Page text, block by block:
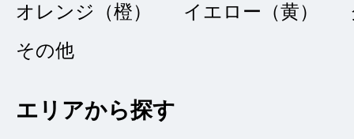
い部分まで包み隠
オレンジ（橙）
イエロー（黄）
その他
エリアから探す